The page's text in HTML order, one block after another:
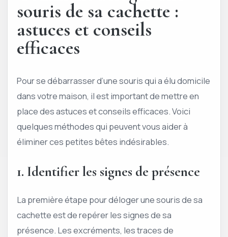
souris de sa cachette :
astuces et conseils
efficaces
Pour se débarrasser d’une souris qui a élu domicile
dans votre maison, il est important de mettre en
place des astuces et conseils efficaces. Voici
quelques méthodes qui peuvent vous aider à
éliminer ces petites bêtes indésirables.
1. Identifier les signes de présence
La première étape pour déloger une souris de sa
cachette est de repérer les signes de sa
présence. Les excréments, les traces de